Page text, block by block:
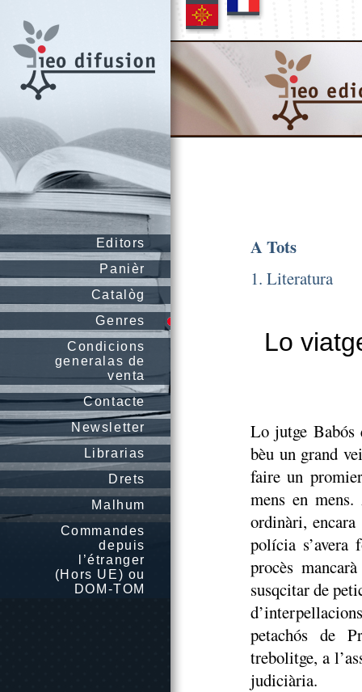
Editors
Panièr
Catalòg
Genres
Condicions
generalas de
venta
Contacte
Newsletter
Librarias
Drets
Malhum
Commandes
depuis
l’étranger
(Hors UE) ou
DOM-TOM
A Tots
1. Literatura
Lo
Lo jutge Babós
bèu un grand
faire un
mens en
ordinàri,
polícia s’avera
procès
susqcitar de
petachós de
trebolitge, a
judiciària.